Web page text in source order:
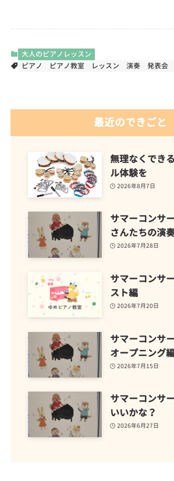
大人のピアノレッスン
ピアノ
ピアノ教室 レッスン 演奏 発表会
最近のできごと
無理なくでき
ル体験を
2026年8月7日
サマーコンサ
さんたちの演
2026年7月28日
サマーコンサ
スト編
2026年7月20日
サマーコンサ
オープニング
2026年7月15日
サマーコンサ
いいかな？
2026年6月27日